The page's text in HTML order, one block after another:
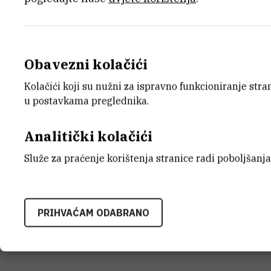
stblazevi@irb.hr
Zavod
Obavezni kolačići
Kolačići koji su nužni za ispravno funkcioniranje
u postavkama preglednika.
Analitički kolačići
Služe za praćenje korištenja stranice radi
PRIHVAĆAM ODABRANO